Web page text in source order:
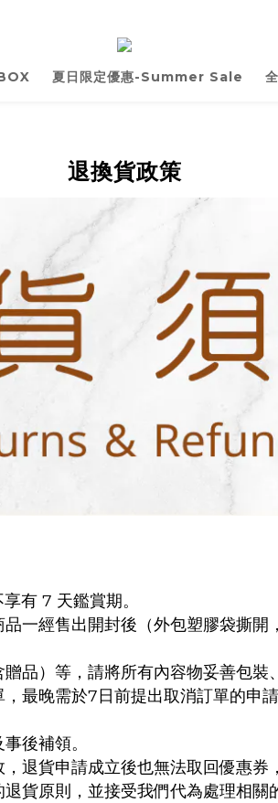
夏日限定優惠-Summer Sale
退換貨政策
有 7 天鑑賞期。
一經售出開封後（外包塑膠袋撕開
）等，請將所有內容物妥善包裝
最晚需於7日前提出取消訂單的申
後補領。
貨申請成立後也無法取回優惠券
原則，並接受我們代為處理相關